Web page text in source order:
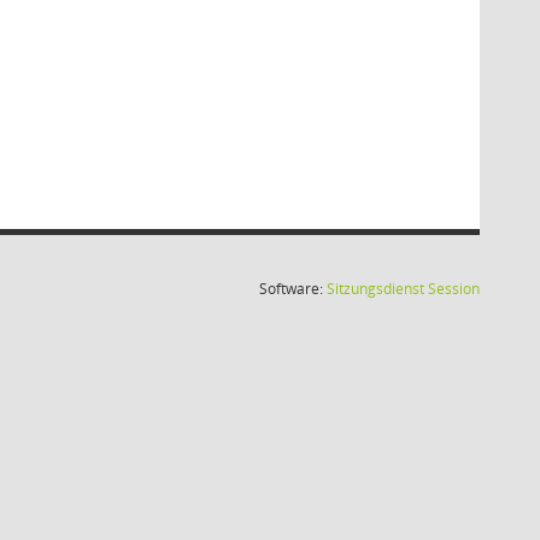
Software:SitzungsdienstSession(Wird in